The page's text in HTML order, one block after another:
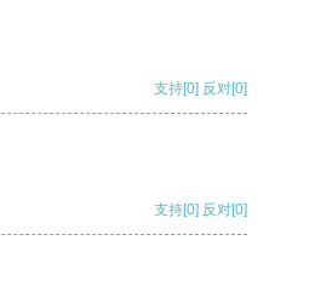
支持[0] 反对[0]
支持[0] 反对[0]